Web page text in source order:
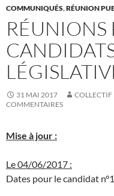
COMMUNIQUÉS,RÉUNION
RÉUNIONS
31 MAI 2017 COLLECTIF
COMMENTAIRES
Mise à jour :
Le 04/06/2017 :
Dates pour le candidat